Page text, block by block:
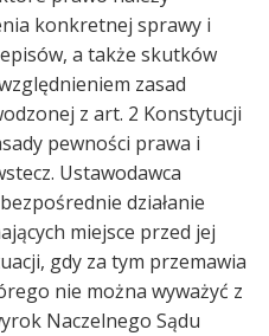
konkretnej sprawy i
a także skutków
zasad
z art. 2 Konstytucji
pewności prawa i
Ustawodawca
działanie
miejsce przed jej
gdy za tym przemawia
nie można wyważyć z
Naczelnego Sądu